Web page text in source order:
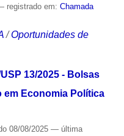
registrado em: Chamada
/Oportunidades de
13/2025 - Bolsas
em Economia Política
08/08/2025 — última